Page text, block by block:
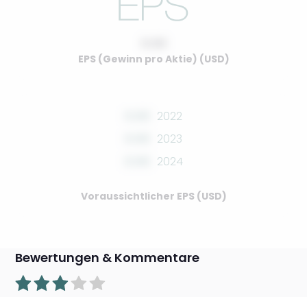
EPS (Gewinn pro Aktie) (USD)
2022
2023
2024
Voraussichtlicher EPS (USD)
Bewertungen & Kommentare